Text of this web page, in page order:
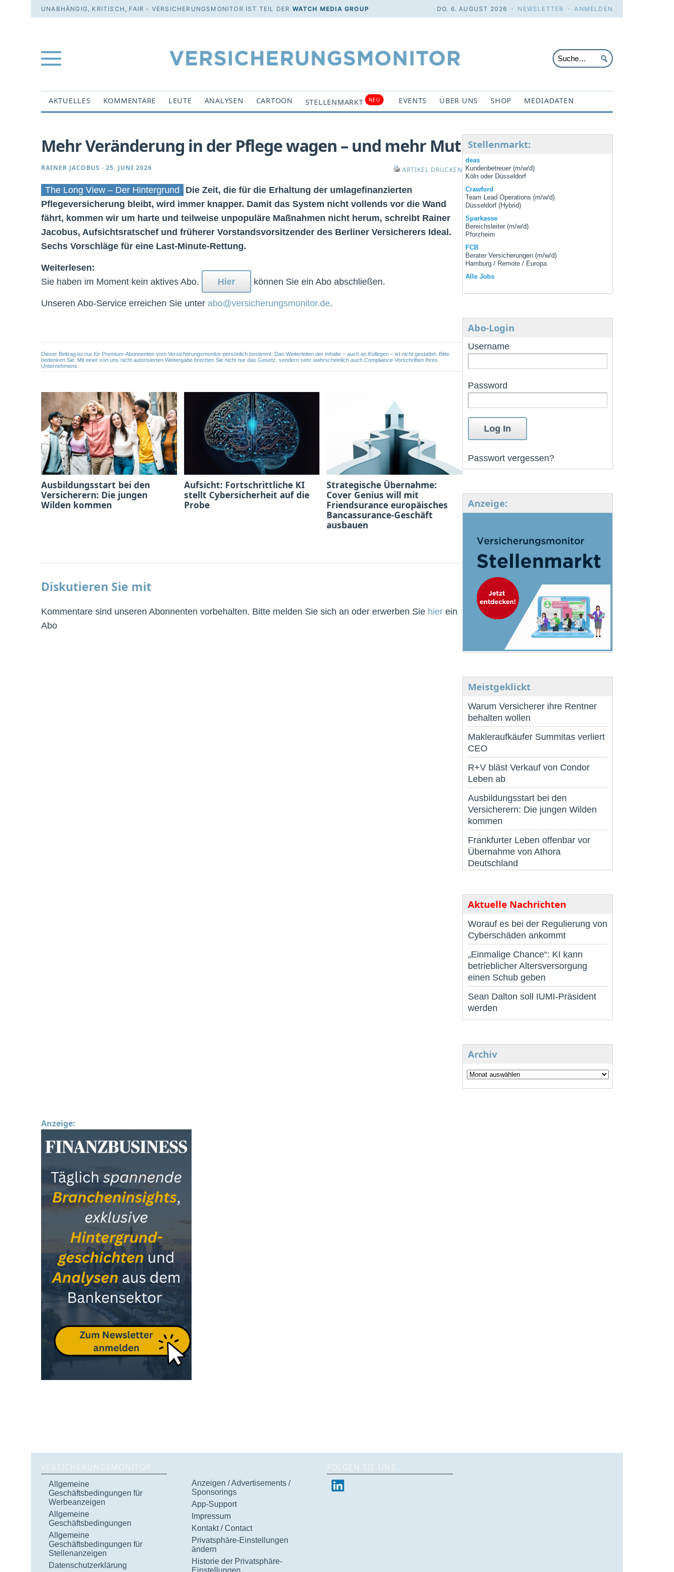
UNABHÄNGIG, KRITISCH, FAIR - VERSICHERUNGSMONITOR IST TEIL DER WATCH MEDIA GROUP DO. 6. AUGUST 2026 · NEWSLETTER ·ANMELDEN
AKTUELLES KOMMENTARE LEUTE ANALYSEN CARTOON STELLENMARKT NEU EVENTS ÜBER UNS SHOP MEDIADATEN
Mehr Veränderung in der Pflege wagen – und mehr Mut
RAINER JACOBUS · 25. JUNI 2026 ARTIKEL DRUCKEN
The Long View – Der Hintergrund
Die Zeit, die für die Erhaltung der umlagefinanzierten
Pflegeversicherung bleibt, wird immer knapper. Damit das System nicht vollends vor die Wand
fährt, kommen wir um harte und teilweise unpopuläre Maßnahmen nicht herum, schreibt Rainer
Jacobus, Aufsichtsratschef und früherer Vorstandsvorsitzender des Berliner Versicherers Ideal.
Sechs Vorschläge für eine Last-Minute-Rettung.
Weiterlesen:
Sie haben im Moment kein aktives Abo.
Hier können Sie ein Abo abschließen.
Unseren Abo-Service erreichen Sie unter abo@versicherungsmonitor.de.
Dieser Beitrag ist nur für Premium-Abonnenten vom Versicherungsmonitor persönlich bestimmt. Das Weiterleiten der Inhalte – auch an Kollegen – ist nicht gestattet. Bitte
bedenken Sie: Mit einer von uns nicht autorisierten Weitergabe brechen Sie nicht nur das Gesetz, sondern sehr wahrscheinlich auch Compliance-Vorschriften Ihres
Unternehmens.
Ausbildungsstart bei den
Versicherern: Die jungen
Wilden kommen
Aufsicht: Fortschrittliche KI
stellt Cybersicherheit auf die
Probe
Strategische Übernahme:
Cover Genius will mit
Friendsurance europäisches
Bancassurance-Geschäft
ausbauen
Diskutieren Sie mit
Kommentare sind unseren Abonnenten vorbehalten. Bitte melden Sie sich an oder erwerben Sie hier ein
Abo
Stellenmarkt:
deas
Kundenbetreuer (m/w/d)
Köln oder Düsseldorf
Crawford
Team Lead Operations (m/w/d)
Düsseldorf (Hybrid)
Sparkasse
Bereichsleiter (m/w/d)
Pforzheim
FCB
Berater Versicherungen (m/w/d)
Hamburg / Remote / Europa
Alle Jobs
Abo-Login
Username
Password
Passwort vergessen?
Anzeige:
Meistgeklickt
Warum Versicherer ihre Rentner
behalten wollen
Makleraufkäufer Summitas verliert
CEO
R+V bläst Verkauf von Condor
Leben ab
Ausbildungsstart bei den
Versicherern: Die jungen Wilden
kommen
Frankfurter Leben offenbar vor
Übernahme von Athora
Deutschland
Aktuelle Nachrichten
Worauf es bei der Regulierung von
Cyberschäden ankommt
„Einmalige Chance“: KI kann
betrieblicher Altersversorgung
einen Schub geben
Sean Dalton soll IUMI-Präsident
werden
Archiv
Anzeige:
VERSICHERUNGSMONITOR
Allgemeine
Geschäftsbedingungen für
Werbeanzeigen
Allgemeine
Geschäftsbedingungen
Allgemeine
Geschäftsbedingungen für
Stellenanzeigen
Datenschutzerklärung
Anzeigen / Advertisements /
Sponsorings
App-Support
Impressum
Kontakt / Contact
Privatsphäre-Einstellungen
ändern
Historie der Privatsphäre-
Einstellungen
FOLGEN SIE UNS